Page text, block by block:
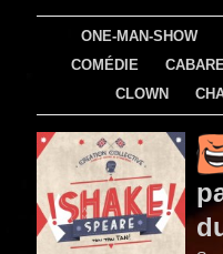
ONE-MAN-SHOW
COMÉDIE
CLOWN